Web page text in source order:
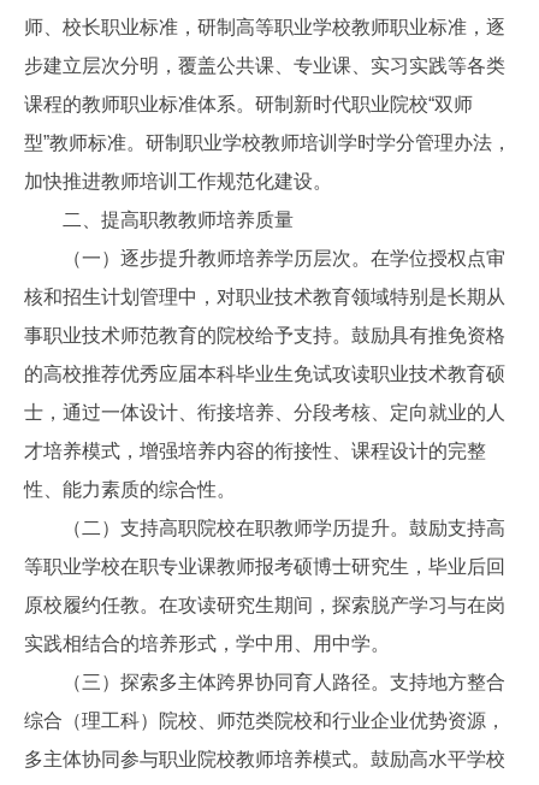
师、校长职业标准，研制高等职业学校教师职业标准，逐
步建立层次分明，覆盖公共课、专业课、实习实践等各类
课程的教师职业标准体系。研制新时代职业院校“双师
型”教师标准。研制职业学校教师培训学时学分管理办法，
加快推进教师培训工作规范化建设。
二、提高职教教师培养质量
（一）逐步提升教师培养学历层次。在学位授权点审
核和招生计划管理中，对职业技术教育领域特别是长期从
事职业技术师范教育的院校给予支持。鼓励具有推免资格
的高校推荐优秀应届本科毕业生免试攻读职业技术教育硕
士，通过一体设计、衔接培养、分段考核、定向就业的人
才培养模式，增强培养内容的衔接性、课程设计的完整
性、能力素质的综合性。
（二）支持高职院校在职教师学历提升。鼓励支持高
等职业学校在职专业课教师报考硕博士研究生，毕业后回
原校履约任教。在攻读研究生期间，探索脱产学习与在岗
实践相结合的培养形式，学中用、用中学。
（三）探索多主体跨界协同育人路径。支持地方整合
综合（理工科）院校、师范类院校和行业企业优势资源，
多主体协同参与职业院校教师培养模式。鼓励高水平学校